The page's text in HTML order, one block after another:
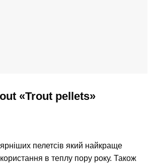
«Trout pellets»
пелетсів який найкраще
в теплу пору року. Також